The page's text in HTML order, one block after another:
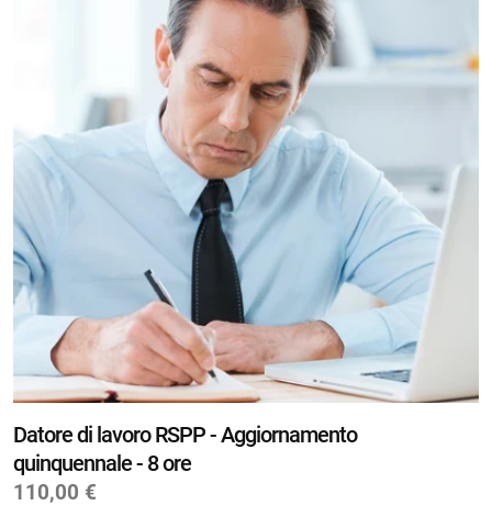
Datore di lavoro RSPP - Aggiornamento
quinquennale - 8 ore
110,00 €